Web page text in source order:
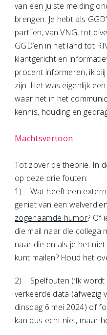
van een juiste melding
brengen. Je hebt als
partijen, van VNG, tot
GGD’en in het land tot
klantgericht en
procent informeren, ik
zijn. Het was eigenlijk
waar het in het
kennis, houding en
Machtsvertoon
Tot zover de theorie. In
op deze drie fouten:
1) Wat heeft een
geniet van een
zogenaamde humor? Of
die mail naar die collega
naar die en als je het
kunt mailen? Houd het
2) Spelfouten (‘Ik wordt
verkeerde data (afwezig
dinsdag 6 mei 2024) of
kan dus echt niet, maar